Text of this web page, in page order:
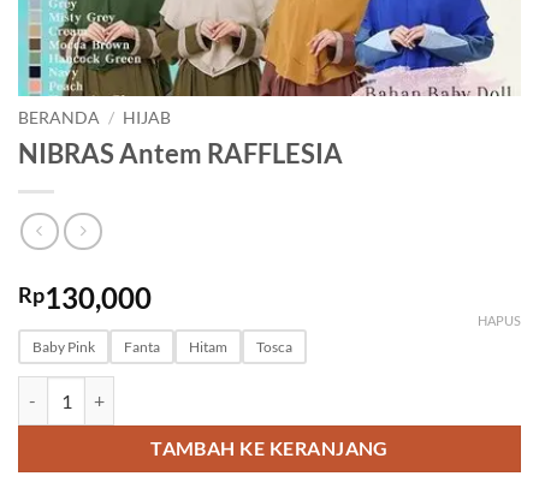
BERANDA / HIJAB
NIBRAS Antem RAFFLESIA
Rp130,000
Baby Pink Fanta Hitam Tosca
HAPUS
TAMBAH KE KERANJANG